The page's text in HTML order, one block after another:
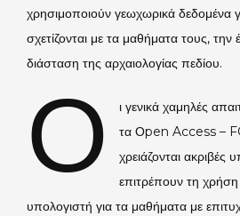
χρησιμοποιούν γεωχωρικά δεδομένα
σχετίζονται με τα μαθήματα τους, την
διάσταση της αρχαιολογίας πεδίου.
Ο
ι γενικά χαμηλές
τα Οpen Access –
χρειάζονται
επιτρέπουν τη
υπολογιστή για τα μαθήματα με